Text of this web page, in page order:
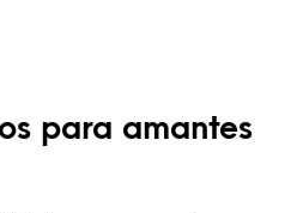
para amantes